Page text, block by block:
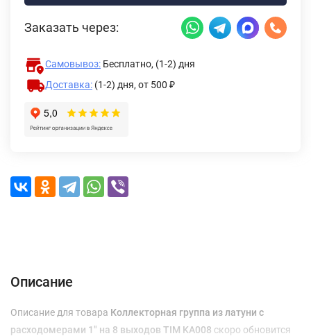
Заказать через:
Самовывоз: Бесплатно, (1-2) дня
Доставка: (1-2) дня, от 500 ₽
Описание
Описание для товара Коллекторная группа из латуни с
расходомерами 1" на 8 выходов TIM KA008 скоро обновится